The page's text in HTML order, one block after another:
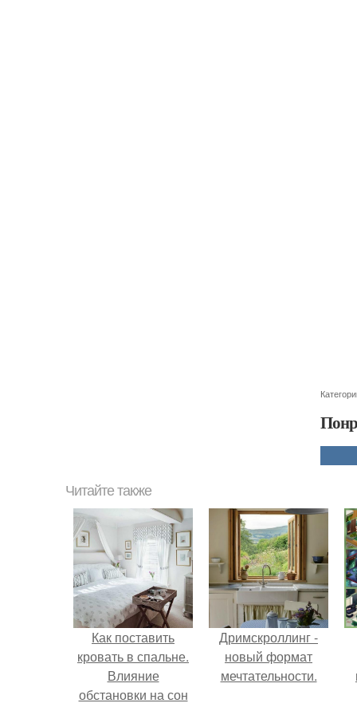
Читайте также
Как поставить
кровать в спальне.
Влияние
обстановки на сон
Дримскроллинг -
новый формат
мечтательности.